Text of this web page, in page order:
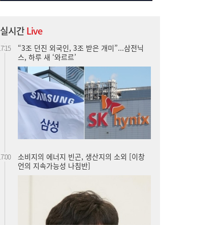
실시간Live
소비지의 에너지 빈곤, 생산지의 소외 [이창
언의 지속가능성 나침반]